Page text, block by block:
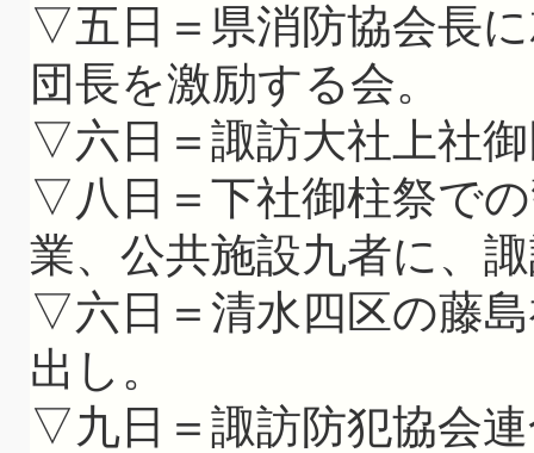
▽五日＝県消防協会長
団長を激励する会。
▽六日＝諏訪大社上社
▽八日＝下社御柱祭で
業、公共施設九者に、
▽六日＝清水四区の藤
出し。
▽九日＝諏訪防犯協会